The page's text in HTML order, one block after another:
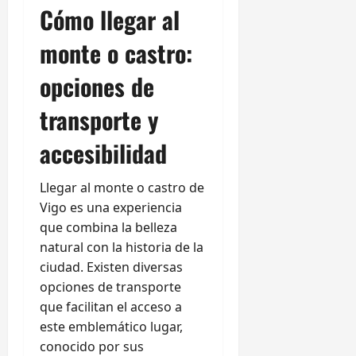
Cómo llegar al
monte o castro:
opciones de
transporte y
accesibilidad
Llegar al monte o castro de
Vigo es una experiencia
que combina la belleza
natural con la historia de la
ciudad. Existen diversas
opciones de transporte
que facilitan el acceso a
este emblemático lugar,
conocido por sus